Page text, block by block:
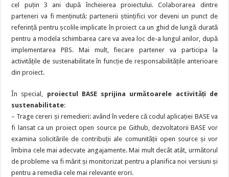
cel puțin 3 ani după încheierea proiectului. Colaborarea dintre
parteneri va fi menținută: partenerii științifici vor deveni un punct de
referință pentru școlile implicate în proiect ca un ghid de lungă durată
pentru a modela schimbarea care va avea loc de-a lungul anilor, după
implementarea PBS. Mai mult, fiecare partener va participa la
activitățile de sustenabilitate în funcție de responsabilitățile anterioare
din proiect.
În special, proiectul BASE sprijina următoarele activități de
sustenabilitate:
– Trage cereri și remedieri: având în vedere că codul aplicației BASE va
fi lansat ca un proiect open source pe Github, dezvoltatorii BASE vor
examina solicitările de contribuții ale comunității open source și vor
îmbina cele mai adecvate angajamente. Mai mult decât atât, următorul
de probleme va fi mărit și monitorizat pentru a planifica noi versiuni și
pentru a remedia cele mai relevante erori.